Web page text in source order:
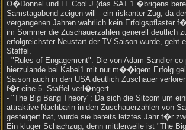
O�Donnel und LL Cool J (das SAT.1 �brigens
Samstagabend zeigen will - ein riskanter Zug, da
vergangenen Jahren wahrlich kein Erfolgspflaster
im Sommer die Zuschauerzahlen generell deutlich
erfolgreichster Neustart der TV-Saison wurde, geht
Staffel.
- "Rules of Engagement": Die von Adam Sandler
hierzulande bei Kabel1 mit nur m��igem Erfolg
Saison auch in den USA deutlich Zuschauer
f�r eine 5. Staffel verl�ngert.
- "The Big Bang Theory": Da sich die Sitcom um
attraktive Nachbarin in den Zuschauerzahlen von
gesteigert hat, wurde sie bereits letztes Jahr f�r
Ein kluger Schachzug, denn mittlerweile ist "The